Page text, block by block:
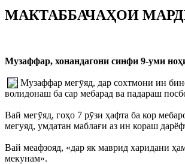
МАКТАББАЧАҲОИ
Музаффар, хонандагони синфи 9-уми
Музаффар мегӯяд, дар сохтмони ин
волидонаш ба сар мебарад ва падараш
Вай мегӯяд, гоҳо 7 рӯзи ҳафта ба кор
мегуяд, умдатан маблағи аз ин кораш
Вай меафзояд, «дар як маврид харидани
мекунам».